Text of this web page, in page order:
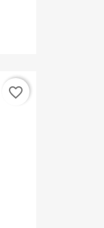
favorite_border